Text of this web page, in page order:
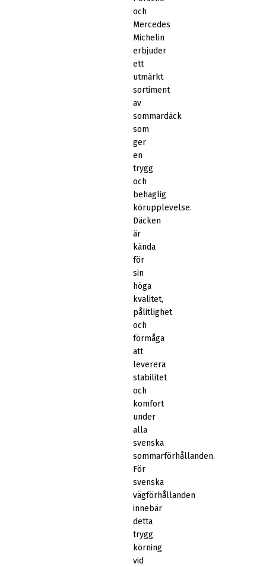
och
Mercedes
Michelin
erbjuder
ett
utmärkt
sortiment
av
sommardäck
som
ger
en
trygg
och
behaglig
körupplevelse.
Däcken
är
kända
för
sin
höga
kvalitet,
pålitlighet
och
förmåga
att
leverera
stabilitet
och
komfort
under
alla
svenska
sommarförhållanden.
För
svenska
vägförhållanden
innebär
detta
trygg
körning
vid